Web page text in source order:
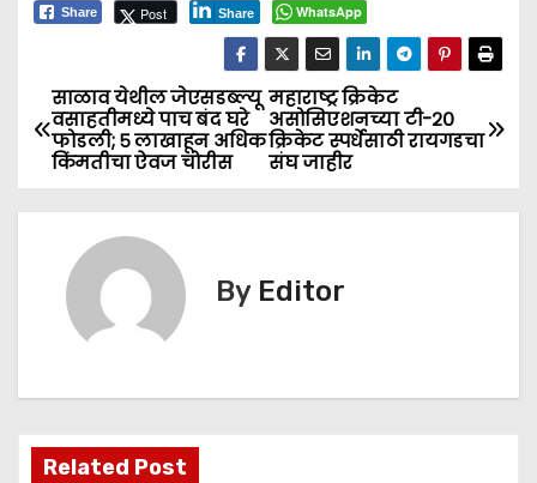
Share Post Share WhatsApp
P
o
s
v
महाराष्ट्र क्रिकेट
असोसिएशनच्या टी-२०
क्रिकेट स्पर्धेसाठी रायगडचा
संघ जाहीर
साळाव येथील जेएसडब्ल्यू
वसाहतीमध्ये पाच बंद घरे
फोडली; ५ लाखाहून अधिक
किंमतीचा ऐवज चोरीस
By Editor
Related Post